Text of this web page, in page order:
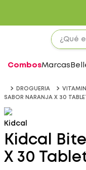
CombosMarcas
DROGUERIA
SABOR NARANJA X 30
Kidcal
Kidcal
X 30